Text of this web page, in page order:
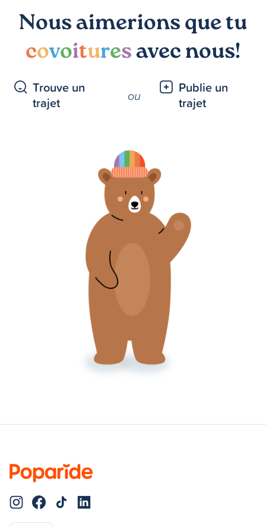
Nous aimerions que tu
covoituresavec nous!
Trouve un
trajet
ou
Publie un
trajet